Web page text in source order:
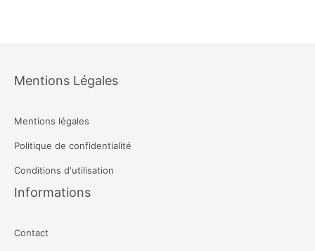
Mentions Légales
Mentions légales
Politique de confidentialité
Conditions d'utilisation
Informations
Contact